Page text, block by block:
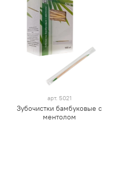
арт. 5021
Зубочистки бамбуковые с
ментолом